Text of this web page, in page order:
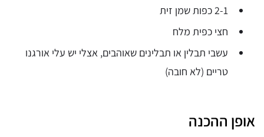
2-1 כפות שמן זית
חצי כפית מלח
עשבי תבלין או תבלינים שאוהבים, אצלי יש עלי אורגנו
טריים (לא חובה)
אופן ההכנה